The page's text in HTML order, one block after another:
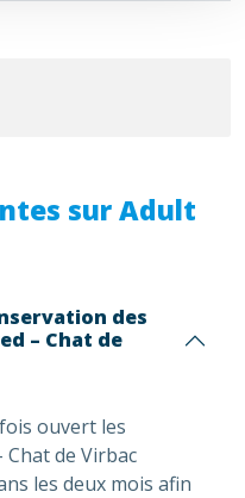
sur Adult
des
– Chat de
ouvert les
de Virbac
les deux mois afin